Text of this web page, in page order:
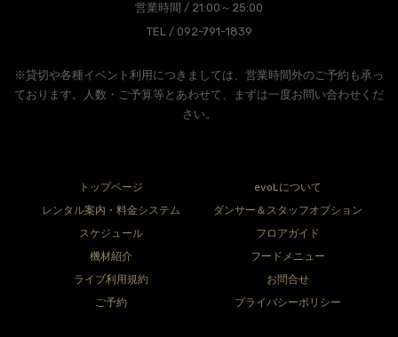
営業時間 / 21:00～25:00
TEL / 092-791-1839
※貸切や各種イベント利用につきましては、営業時間外のご予約も承っ
ております。人数・ご予算等とあわせて、まずは一度お問い合わせくだ
さい。
トップページ
evoLについて
レンタル案内・料金システム
ダンサー＆スタッフオプション
スケジュール
フロアガイド
機材紹介
フードメニュー
ライブ利用規約
お問合せ
ご予約
プライバシーポリシー